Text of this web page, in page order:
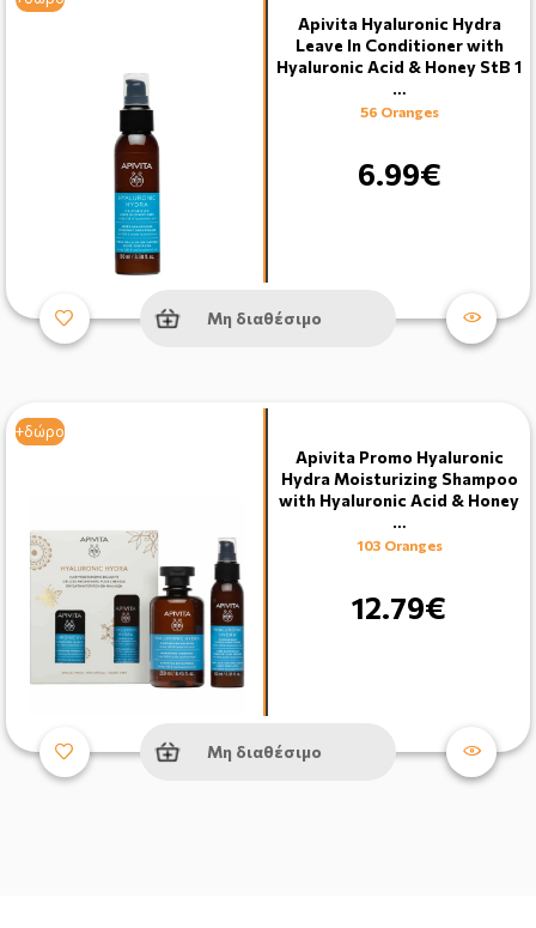
Apivita Hyaluronic Hydra
Leave In Conditioner with
Hyaluronic Acid & Honey StB 1
…
56 Oranges
6.99€
Μη διαθέσιμο
+δώρο
+δώρο
Apivita Promo Hyaluronic
Hydra Moisturizing Shampoo
with Hyaluronic Acid & Honey
…
103 Oranges
12.79€
Μη διαθέσιμο